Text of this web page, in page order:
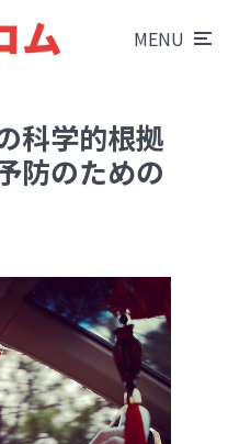
MENU
科学的根拠
防のための